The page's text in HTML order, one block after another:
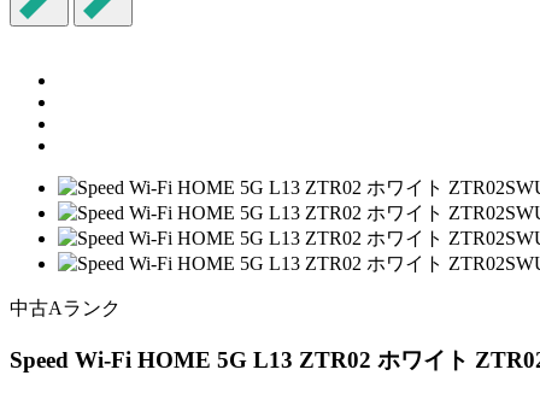
中古Aランク
Speed Wi-Fi HOME 5G L13 ZTR02 ホワイト